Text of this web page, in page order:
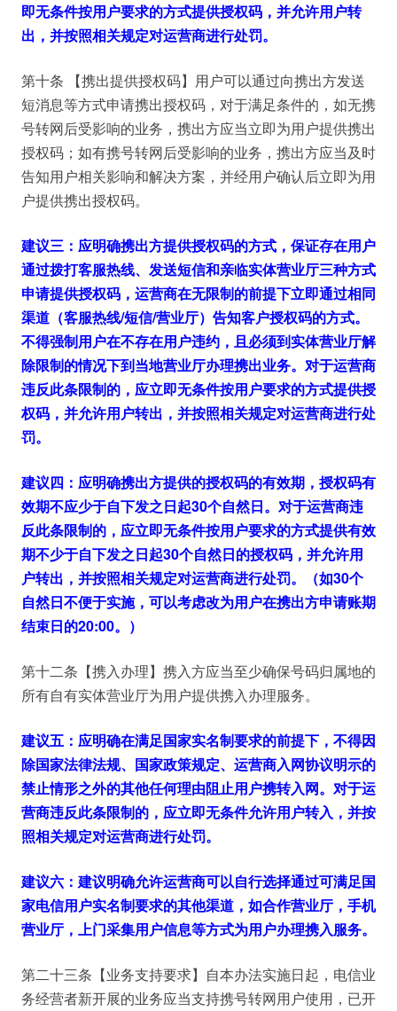
即无条件按用户要求的方式提供授权码，并允许用户转
出，并按照相关规定对运营商进行处罚。
第十条 【携出提供授权码】用户可以通过向携出方发送
短消息等方式申请携出授权码，对于满足条件的，如无携
号转网后受影响的业务，携出方应当立即为用户提供携出
授权码；如有携号转网后受影响的业务，携出方应当及时
告知用户相关影响和解决方案，并经用户确认后立即为用
户提供携出授权码。
建议三：应明确携出方提供授权码的方式，保证存在用户
通过拨打客服热线、发送短信和亲临实体营业厅三种方式
申请提供授权码，运营商在无限制的前提下立即通过相同
渠道（客服热线/短信/营业厅）告知客户授权码的方式。
不得强制用户在不存在用户违约，且必须到实体营业厅解
除限制的情况下到当地营业厅办理携出业务。对于运营商
违反此条限制的，应立即无条件按用户要求的方式提供授
权码，并允许用户转出，并按照相关规定对运营商进行处
罚。
建议四：应明确携出方提供的授权码的有效期，授权码有
效期不应少于自下发之日起30个自然日。对于运营商违
反此条限制的，应立即无条件按用户要求的方式提供有效
期不少于自下发之日起30个自然日的授权码，并允许用
户转出，并按照相关规定对运营商进行处罚。（如30个
自然日不便于实施，可以考虑改为用户在携出方申请账期
结束日的20:00。）
第十二条【携入办理】携入方应当至少确保号码归属地的
所有自有实体营业厅为用户提供携入办理服务。
建议五：应明确在满足国家实名制要求的前提下，不得因
除国家法律法规、国家政策规定、运营商入网协议明示的
禁止情形之外的其他任何理由阻止用户携转入网。对于运
营商违反此条限制的，应立即无条件允许用户转入，并按
照相关规定对运营商进行处罚。
建议六：建议明确允许运营商可以自行选择通过可满足国
家电信用户实名制要求的其他渠道，如合作营业厅，手机
营业厅，上门采集用户信息等方式为用户办理携入服务。
第二十三条【业务支持要求】自本办法实施日起，电信业
务经营者新开展的业务应当支持携号转网用户使用，已开